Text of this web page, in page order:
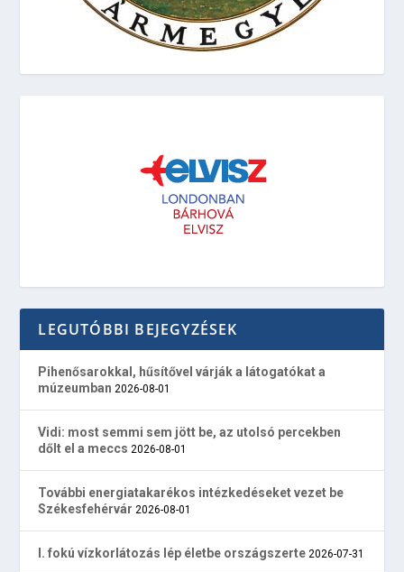
LEGUTÓBBI BEJEGYZÉSEK
Pihenősarokkal, hűsítővel várják a látogatókat a
múzeumban 2026-08-01
Vidi: most semmi sem jött be, az utolsó percekben
dőlt el a meccs 2026-08-01
További energiatakarékos intézkedéseket vezet be
Székesfehérvár 2026-08-01
I. fokú vízkorlátozás lép életbe országszerte 2026-07-31